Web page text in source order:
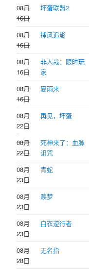
08月
16日
坏蛋联盟2
08月
16日
捕风追影
08月
16日
非人哉：限时玩
家
08月
16日
夏雨来
08月
22日
再见，坏蛋
08月
22日
死神来了：血脉
诅咒
08月
23日
青蛇
08月
23日
赎梦
08月
23日
白衣逆行者
08月
28日
无名指